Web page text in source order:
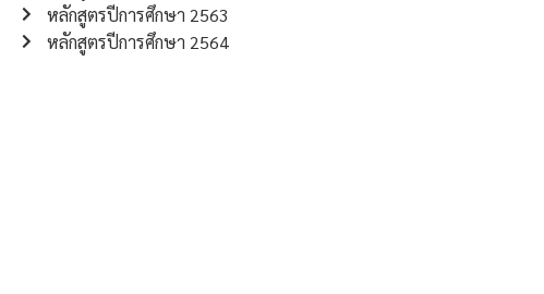
หลักสูตรปีการศึกษา 2563
หลักสูตรปีการศึกษา 2564